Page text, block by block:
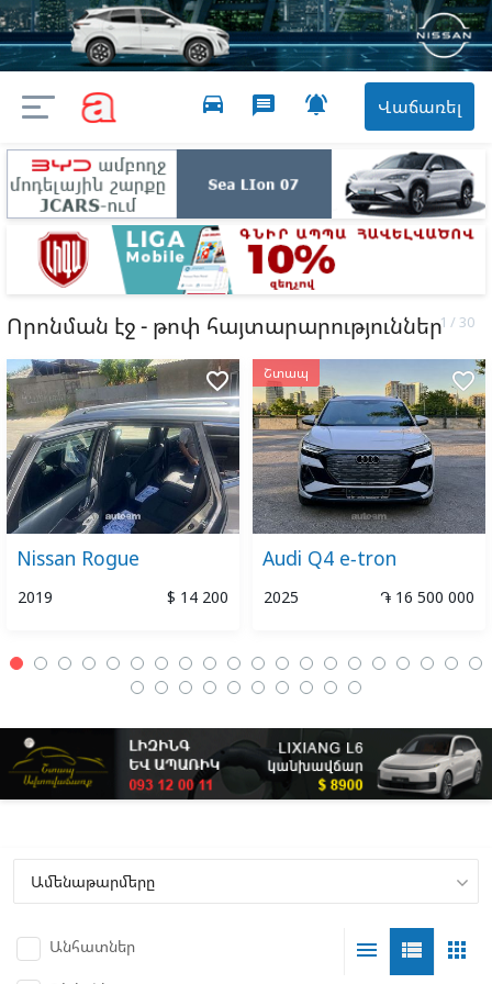
Վաճառել

message
directions_car
Որոնման էջ - թոփ հայտարարություններ
Nissan Rogue
2019 $ 14 200
favorite_border Շտապ
Audi Q4 e-tron
2025 ֏ 16 500 000
favorite_border
Անհատներ apps
view_list
menu